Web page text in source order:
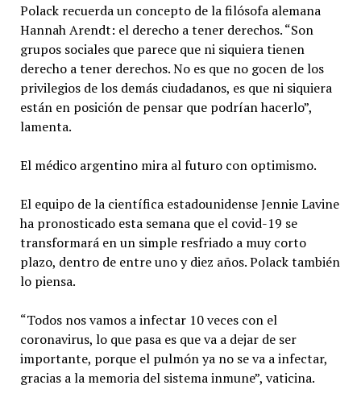
Polack recuerda un concepto de la filósofa alemana
Hannah Arendt: el derecho a tener derechos. “Son
grupos sociales que parece que ni siquiera tienen
derecho a tener derechos. No es que no gocen de los
privilegios de los demás ciudadanos, es que ni siquiera
están en posición de pensar que podrían hacerlo”,
lamenta.
El médico argentino mira al futuro con optimismo.
El equipo de la científica estadounidense Jennie Lavine
ha pronosticado esta semana que el covid-19 se
transformará en un simple resfriado a muy corto
plazo, dentro de entre uno y diez años. Polack también
lo piensa.
“Todos nos vamos a infectar 10 veces con el
coronavirus, lo que pasa es que va a dejar de ser
importante, porque el pulmón ya no se va a infectar,
gracias a la memoria del sistema inmune”, vaticina.